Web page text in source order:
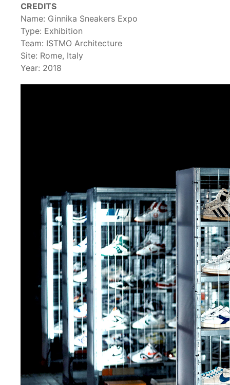
CREDITS
Name: Ginnika Sneakers Expo
Type: Exhibition
Team: ISTMO Architecture
Site: Rome, Italy
Year: 2018